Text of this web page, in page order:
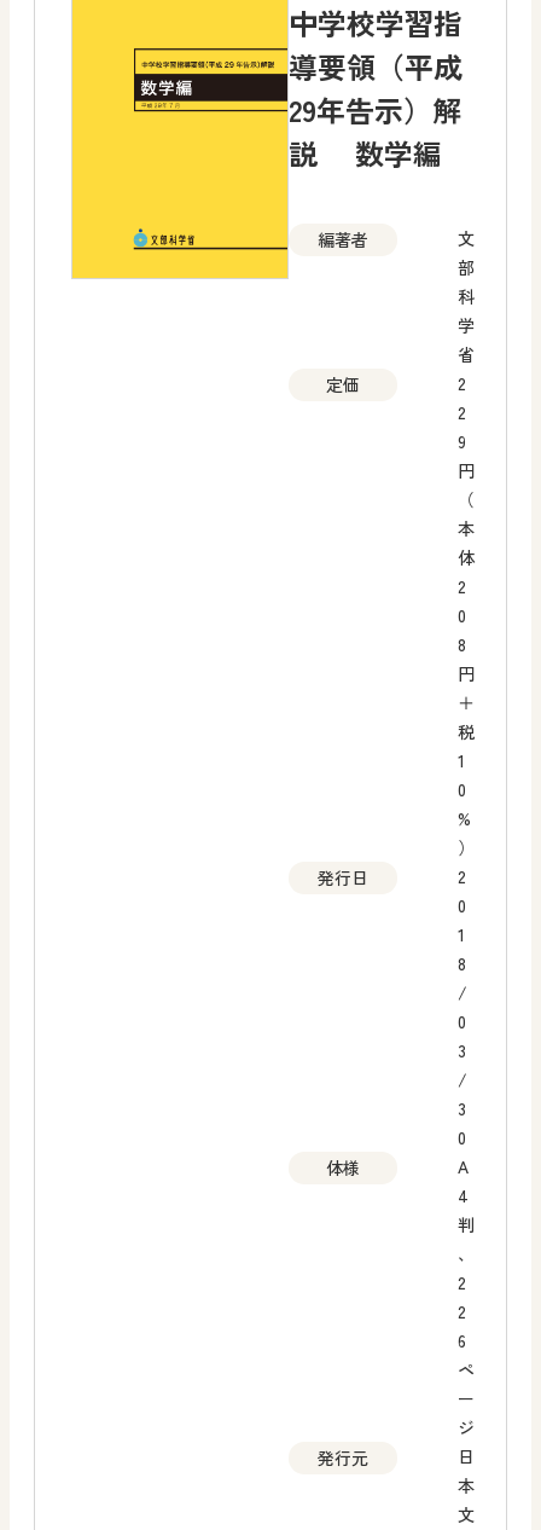
中学校学習指
導要領（平成
29年告示）解
説 数学編
編著者
文
部
科
学
省
定価
2
2
9
円
（
本
体
2
0
8
円
＋
税
1
0
%
）
発行日
2
0
1
8
/
0
3
/
3
0
体様
A
4
判
、
2
2
6
ペ
ー
ジ
発行元
日
本
文